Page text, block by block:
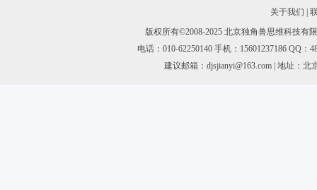
关于我们 |
版权所有©2008-2025 北京独角兽思维科技有
电话： 010-62250140 手机：15601237186 QQ
建议邮箱：djsjianyi@163.com | 地址：北